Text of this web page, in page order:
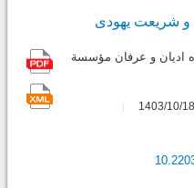
و شریعت یهودی
ادیان و عرفان مؤسسة